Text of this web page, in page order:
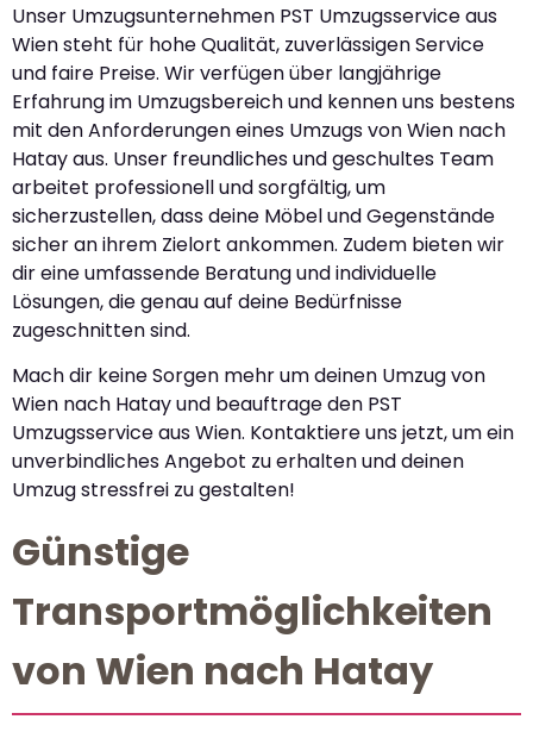
Unser Umzugsunternehmen PST Umzugsservice aus
Wien steht für hohe Qualität, zuverlässigen Service
und faire Preise. Wir verfügen über langjährige
Erfahrung im Umzugsbereich und kennen uns bestens
mit den Anforderungen eines Umzugs von Wien nach
Hatay aus. Unser freundliches und geschultes Team
arbeitet professionell und sorgfältig, um
sicherzustellen, dass deine Möbel und Gegenstände
sicher an ihrem Zielort ankommen. Zudem bieten wir
dir eine umfassende Beratung und individuelle
Lösungen, die genau auf deine Bedürfnisse
zugeschnitten sind.
Mach dir keine Sorgen mehr um deinen Umzug von
Wien nach Hatay und beauftrage den PST
Umzugsservice aus Wien. Kontaktiere uns jetzt, um ein
unverbindliches Angebot zu erhalten und deinen
Umzug stressfrei zu gestalten!
Günstige
Transportmöglichkeiten
von Wien nach Hatay